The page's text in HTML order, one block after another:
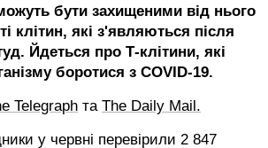
бути захищеними від нього
клітин, які з'являються після
Йдеться про Т-клітини, які
боротися з COVID-19.
Telegraph та The Daily Mail.
у червні перевірили 2 847